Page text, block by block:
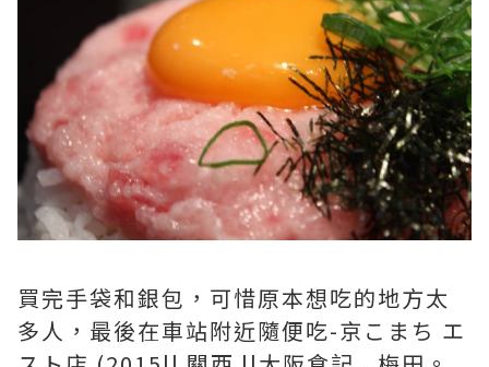
買完手袋和銀包，可惜原本想吃的地方太
多人，最後在車站附近隨便吃-京こまち エ